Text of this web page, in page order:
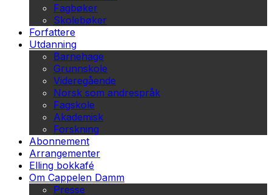
Fagbøker
Skolebøker
Forfattere
Utdanning
Barnehage
Grunnskole
Videregående
Norsk som andrespråk
Fagskole
Akademisk
Forskning
Abonnement
Arrangementer
Elling bokkafé
Om Cappelen Damm
Presse